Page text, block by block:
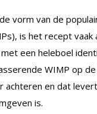
vorm van de
is het recept vaak
een heleboel
WIMP op
achteren en dat
is.